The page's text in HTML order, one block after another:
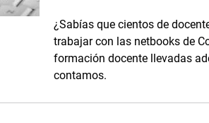
¿Sabías que cientos de
trabajar con las netbooks de
formación docente llevadas
contamos.